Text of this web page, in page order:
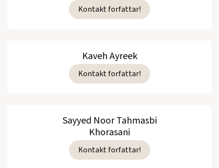
Kontakt forfattar!
Kaveh Ayreek
Kontakt forfattar!
Sayyed Noor Tahmasbi
Khorasani
Kontakt forfattar!